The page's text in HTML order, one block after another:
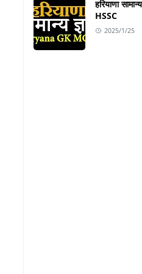
हरियाणा
HSSC
2025/1/25